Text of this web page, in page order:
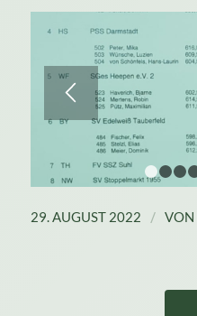
29. AUGUST 2022 / VON